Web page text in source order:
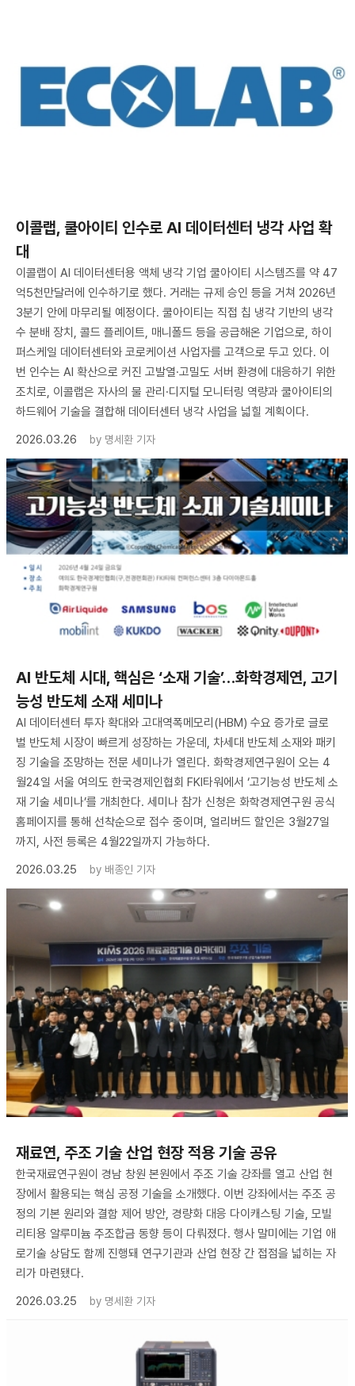
이콜랩, 쿨아이티 인수로 AI 데이터센터 냉각 사업 확
대
이콜랩이 AI 데이터센터용 액체 냉각 기업 쿨아이티 시스템즈를 약 47
억5천만달러에 인수하기로 했다. 거래는 규제 승인 등을 거쳐 2026년
3분기 안에 마무리될 예정이다. 쿨아이티는 직접 칩 냉각 기반의 냉각
수 분배 장치, 콜드 플레이트, 매니폴드 등을 공급해온 기업으로, 하이
퍼스케일 데이터센터와 코로케이션 사업자를 고객으로 두고 있다. 이
번 인수는 AI 확산으로 커진 고발열·고밀도 서버 환경에 대응하기 위한
조치로, 이콜랩은 자사의 물 관리·디지털 모니터링 역량과 쿨아이티의
하드웨어 기술을 결합해 데이터센터 냉각 사업을 넓힐 계획이다.
2026.03.26
by 명세환 기자
AI 반도체 시대, 핵심은 ‘소재 기술’…화학경제연, 고기
능성 반도체 소재 세미나
AI 데이터센터 투자 확대와 고대역폭메모리(HBM) 수요 증가로 글로
벌 반도체 시장이 빠르게 성장하는 가운데, 차세대 반도체 소재와 패키
징 기술을 조망하는 전문 세미나가 열린다. 화학경제연구원이 오는 4
월24일 서울 여의도 한국경제인협회 FKI타워에서 ‘고기능성 반도체 소
재 기술 세미나’를 개최한다. 세미나 참가 신청은 화학경제연구원 공식
홈페이지를 통해 선착순으로 접수 중이며, 얼리버드 할인은 3월27일
까지, 사전 등록은 4월22일까지 가능하다.
2026.03.25
by 배종인 기자
재료연, 주조 기술 산업 현장 적용 기술 공유
한국재료연구원이 경남 창원 본원에서 주조 기술 강좌를 열고 산업 현
장에서 활용되는 핵심 공정 기술을 소개했다. 이번 강좌에서는 주조 공
정의 기본 원리와 결함 제어 방안, 경량화 대응 다이캐스팅 기술, 모빌
리티용 알루미늄 주조합금 동향 등이 다뤄졌다. 행사 말미에는 기업 애
로기술 상담도 함께 진행돼 연구기관과 산업 현장 간 접점을 넓히는 자
리가 마련됐다.
2026.03.25
by 명세환 기자